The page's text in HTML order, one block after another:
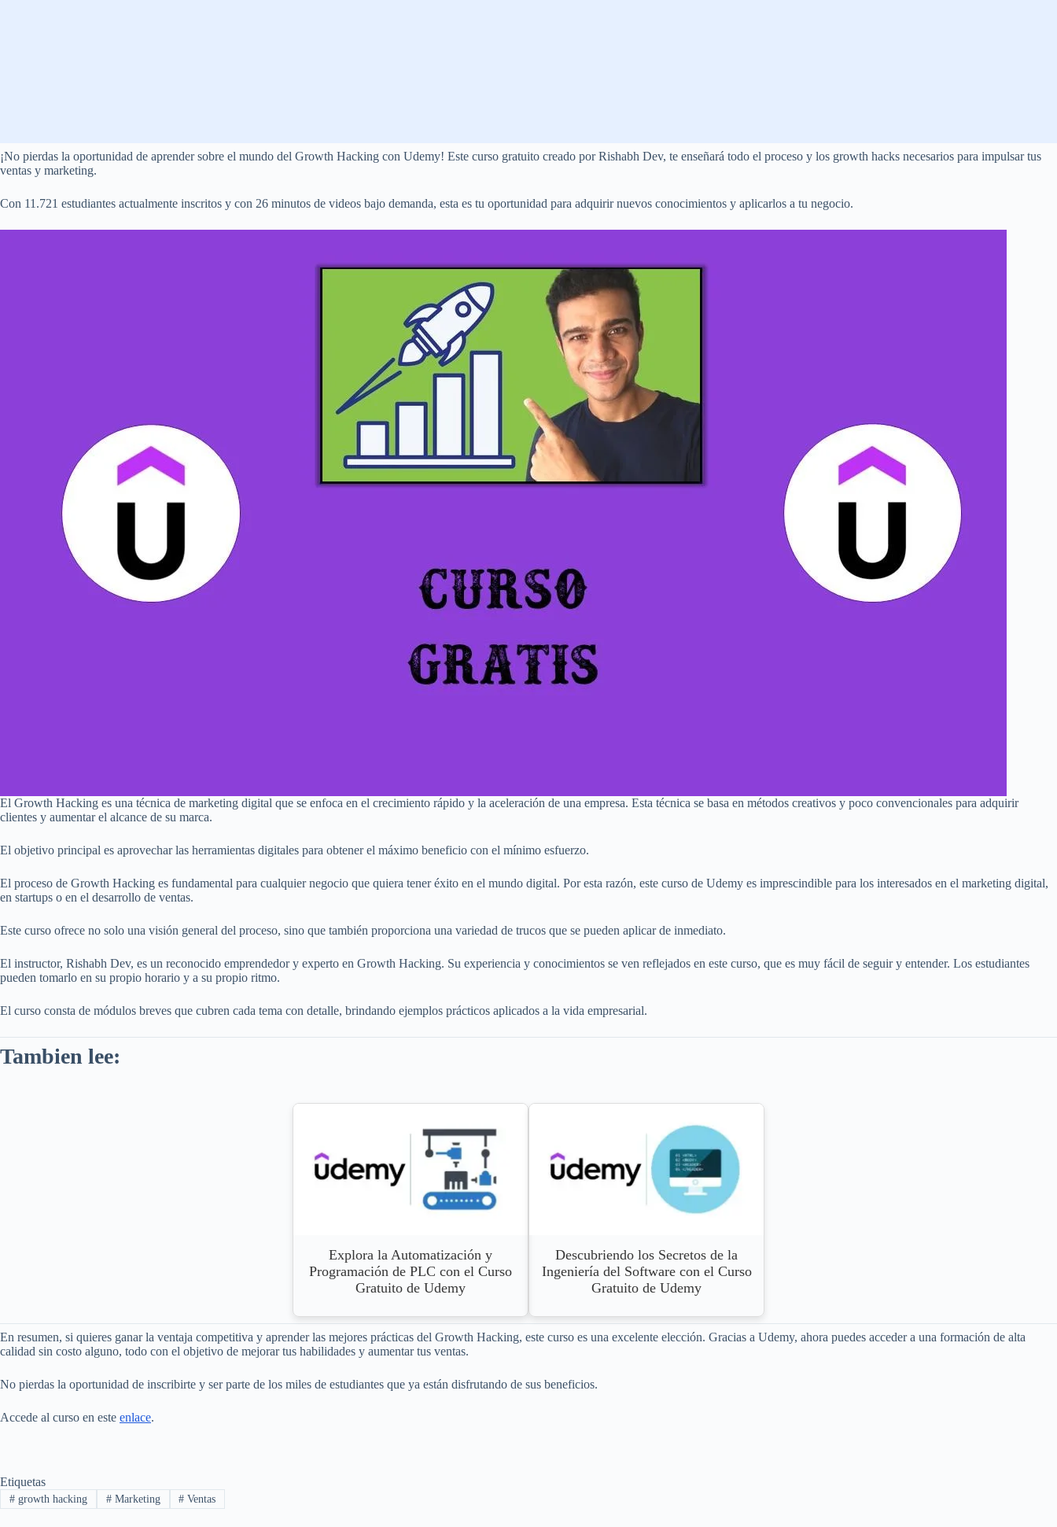
¡No pierdas la oportunidad de aprender sobre el mundo del Growth Hacking con Udemy! Este curso gratuito creado por Rishabh Dev, te enseñará todo el proceso y los growth hacks necesarios para impulsar tus
ventas y marketing.
Con 11.721 estudiantes actualmente inscritos y con 26 minutos de videos bajo demanda, esta es tu oportunidad para adquirir nuevos conocimientos y aplicarlos a tu negocio.
El Growth Hacking es una técnica de marketing digital que se enfoca en el crecimiento rápido y la aceleración de una empresa. Esta técnica se basa en métodos creativos y poco convencionales para adquirir
clientes y aumentar el alcance de su marca.
El objetivo principal es aprovechar las herramientas digitales para obtener el máximo beneficio con el mínimo esfuerzo.
El proceso de Growth Hacking es fundamental para cualquier negocio que quiera tener éxito en el mundo digital. Por esta razón, este curso de Udemy es imprescindible para los interesados en el marketing digital,
en startups o en el desarrollo de ventas.
Este curso ofrece no solo una visión general del proceso, sino que también proporciona una variedad de trucos que se pueden aplicar de inmediato.
El instructor, Rishabh Dev, es un reconocido emprendedor y experto en Growth Hacking. Su experiencia y conocimientos se ven reflejados en este curso, que es muy fácil de seguir y entender. Los estudiantes
pueden tomarlo en su propio horario y a su propio ritmo.
El curso consta de módulos breves que cubren cada tema con detalle, brindando ejemplos prácticos aplicados a la vida empresarial.
Tambien lee:
Explora la Automatización y
Programación de PLC con el Curso
Gratuito de Udemy
Descubriendo los Secretos de la
Ingeniería del Software con el Curso
Gratuito de Udemy
En resumen, si quieres ganar la ventaja competitiva y aprender las mejores prácticas del Growth Hacking, este curso es una excelente elección. Gracias a Udemy, ahora puedes acceder a una formación de alta
calidad sin costo alguno, todo con el objetivo de mejorar tus habilidades y aumentar tus ventas.
No pierdas la oportunidad de inscribirte y ser parte de los miles de estudiantes que ya están disfrutando de sus beneficios.
Accede al curso en este enlace.
Etiquetas
#growth hacking #Marketing # Ventas